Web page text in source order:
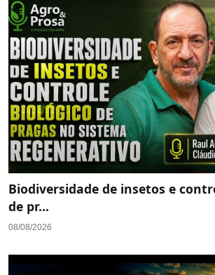
Biodiversidade de insetos e
de pr...
08/08/2026